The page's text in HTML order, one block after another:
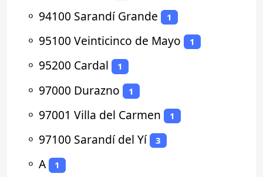
⚬ 94100 Sarandí Grande 1
⚬ 95100 Veinticinco de Mayo 1
⚬ 95200 Cardal 1
⚬ 97000 Durazno 1
⚬ 97001 Villa del Carmen 1
⚬ 97100 Sarandí del Yí 3
⚬ A 1